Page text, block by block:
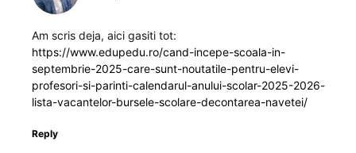
Am scris deja, aici gasiti tot:
https://www.edupedu.ro/cand-incepe-scoala-in-
septembrie-2025-care-sunt-noutatile-pentru-elevi-
profesori-si-parinti-calendarul-anului-scolar-2025-2026-
lista-vacantelor-bursele-scolare-decontarea-navetei/
Reply